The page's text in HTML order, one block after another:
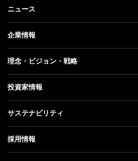
ニュース
ニュース トップ
プレスリリース
更新情報
記者説明会
企業情報
企業情報 トップ
社長メッセージ
事業紹介
ガバナンス
理念・ビジョン・戦略
理念・ビジョン・戦略 トップ
成長戦略「Activate AI for Society」
人材戦略
投資家情報
投資家情報 トップ
経営方針
サステナビリティ
サステナビリティ トップ
トップメッセージ
採用情報